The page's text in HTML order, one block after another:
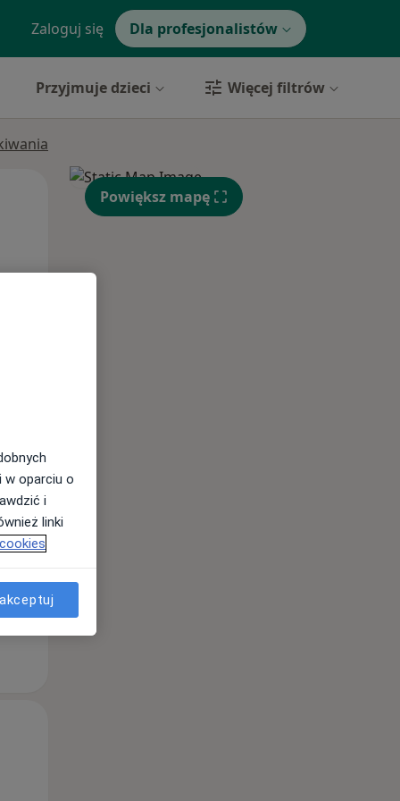
Zaloguj się Dla profesjonalistów
Przyjmuje dzieci Więcej filtrów
Śr, Czw,
Wt,
11 Sie
Powiększ mapę
w oparciu o
i
linki